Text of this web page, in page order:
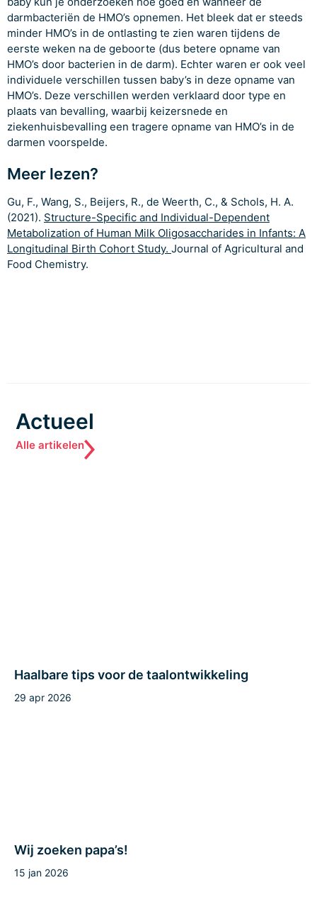
darmbacteriën de HMO’s opnemen. Het bleek dat er steeds
minder HMO’s in de ontlasting te zien waren tijdens de
eerste weken na de geboorte (dus betere opname van
HMO’s door bacterien in de darm). Echter waren er ook veel
individuele verschillen tussen baby’s in deze opname van
HMO’s. Deze verschillen werden verklaard door type en
plaats van bevalling, waarbij keizersnede en
ziekenhuisbevalling een tragere opname van HMO’s in de
darmen voorspelde.
Meer lezen?
Gu, F., Wang, S., Beijers, R., de Weerth, C., & Schols, H. A.
(2021). Structure-Specific and Individual-Dependent
Metabolization of Human Milk Oligosaccharides in Infants: A
Longitudinal Birth Cohort Study. Journal of Agricultural and
Food Chemistry.
Actueel
Alle artikelen
Haalbare tips voor de taalontwikkeling
29 apr 2026
Wij zoeken papa’s!
15 jan 2026